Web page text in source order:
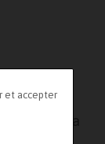
et accepter
et
fluides, a